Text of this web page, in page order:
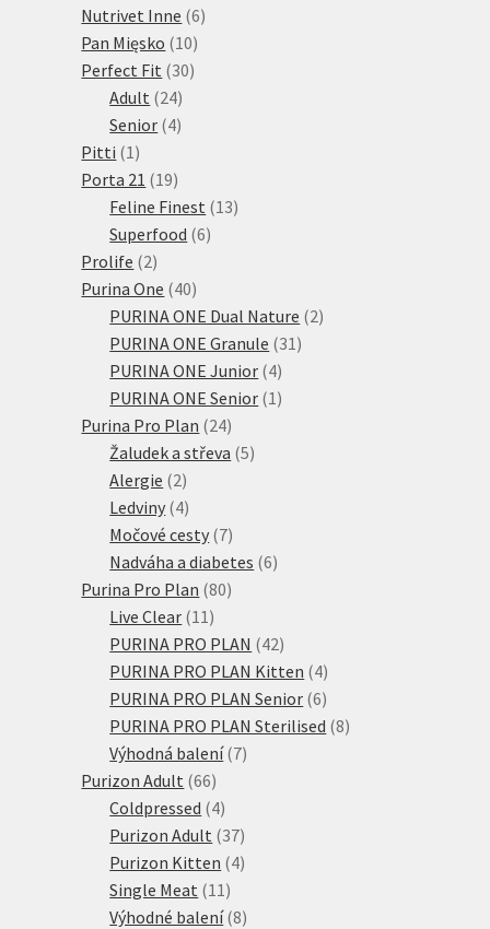
produkty
Nutrivet Inne 66
Pan Mięsko 1010
produktů
Perfect Fit 3030
Adult 2424
produktů
Senior 44
Pitti 1 1
produkt
Porta 21 1919
produktů
Feline Finest 1313
Superfood 66
Prolife 22
produkty
Purina One 4040
produktů
PURINA ONE Dual Nature 22
PURINA ONE Granule 31 31
PURINA ONE Junior 44
produkty
PURINA ONE Senior 1 1
Purina Pro Plan 2424
produktů
Žaludek a střeva 55
Alergie 22
produkty
Ledviny 44
produkty
Močové cesty 77
produktů
Nadváha a diabetes 66
Purina Pro Plan 8080
Live Clear 11 11
produktů
PURINA PRO PLAN 4242
produktů
PURINA PRO PLAN Kitten 44
produkty
PURINA PRO PLAN Senior 66
produktů
PURINA PRO PLAN Sterilised 88
Výhodná balení 77
Purizon Adult 6666
produktů
Coldpressed 44
produkty
Purizon Adult 3737
produktů
Purizon Kitten 44
Single Meat 11 11
produktů
Výhodné balení 88